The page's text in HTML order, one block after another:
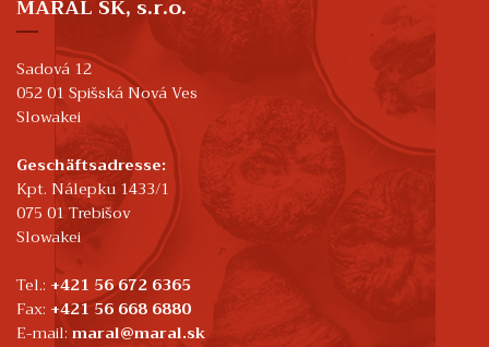
MARAL SK, s.r.o.
Sadová 12
052 01 Spišská Nová Ves
Slowakei
Geschäftsadresse:
Kpt. Nálepku 1433/1
075 01 Trebišov
Slowakei
Tel.: +421 56 672 6365
Fax: +421 56 668 6880
E-mail:maral@maral.sk